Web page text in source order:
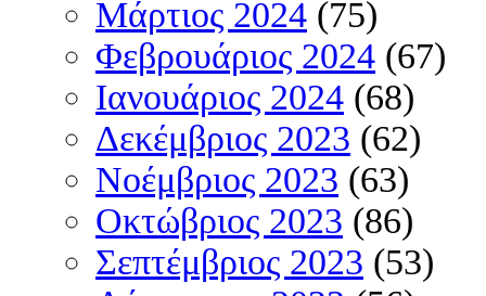
Μάρτιος 2024 (75)
Φεβρουάριος 2024 (67)
Ιανουάριος 2024 (68)
Δεκέμβριος 2023 (62)
Νοέμβριος 2023 (63)
Οκτώβριος 2023 (86)
Σεπτέμβριος 2023 (53)